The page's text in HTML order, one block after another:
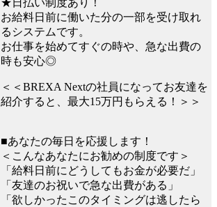
お給料日前に働いた分の一部を受け取れ
るシステムです。
お仕事を始めてすぐの時や、急な出費の
時も安心◎
＜＜BREXA Nextの社員になってお友達を
紹介すると、最大15万円もらえる！＞＞
■あなたの毎日を応援します！
＜こんなあなたにお勧めの制度です＞
「給料日前にどうしてもお金が必要だ」
「友達のお祝いで急な出費がある」
「欲しかったこのタイミングは逃したら